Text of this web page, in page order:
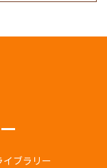
イブラリー